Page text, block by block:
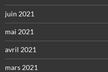
juin 2021
mai 2021
avril 2021
mars 2021